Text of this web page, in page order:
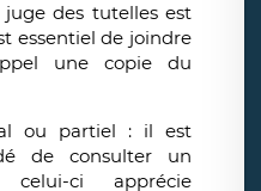
juge des tutelles est
essentiel de joindre
une copie du
ou partiel : il est
de consulter un
ci apprécie